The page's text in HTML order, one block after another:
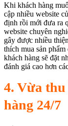
Khi khách hàng
cập nhiều website
định rồi mới đưa ra
website chuyên
gây được nhiều
thích mua sản
khách hàng sẽ đặt
đánh giá cao hơn
4. Vừa
hàng 24/7